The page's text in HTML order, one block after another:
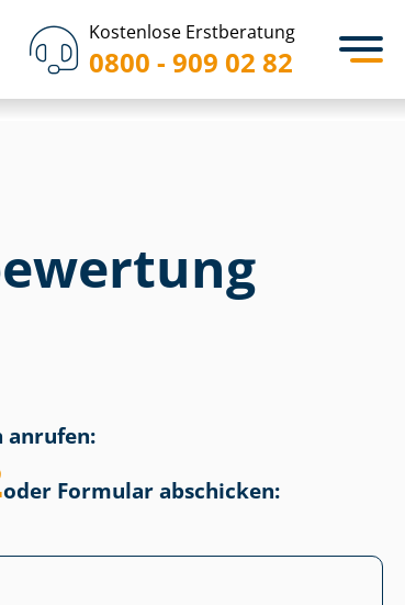
Kostenlose Erstberatung
0800 - 909 02 82
anrufen:
oder Formular abschicken: